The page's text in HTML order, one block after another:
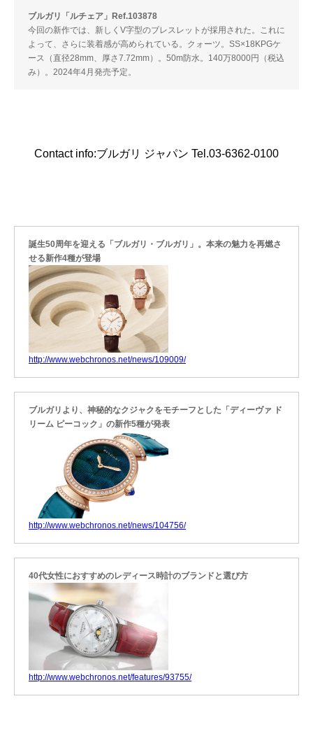
ブルガリ「ルチェア」Ref.103878
今回の新作では、新しくV字型のブレスレットが採用された。これに
よって、さらに装着感が高められている。クォーツ。SS×18KPGケ
ース（直径28mm、厚さ7.72mm）。50m防水。140万8000円（税込
み）。2024年4月発売予定。
Contact info:ブルガリ ジャパン Tel.03-6362-0100
誕生50周年を迎える「ブルガリ・ブルガリ」。本来の魅力を再燃さ
せる新作4種が登場
http://www.webchronos.net/news/109009/
ブルガリより、神秘的なクジャクをモチーフとした「ディーヴァ ド
リーム ピーコック」の新作5種が発表
http://www.webchronos.net/news/104756/
40代女性におすすめのレディース時計のブランドと選び方
http://www.webchronos.net/features/93755/